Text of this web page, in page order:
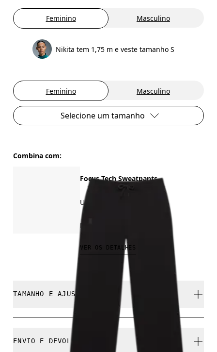
Feminino Masculino
Nikita tem 1,75 m e veste tamanho S
Feminino Masculino
Selecione um tamanho
Combina com:
Focus Tech Sweatpants
Uso diário, viagens, treinos
R$ 699,00
VER OS DETALHES
TAMANHO E AJUSTE
Regular. Fiel ao tamanho.
ENVIO E DEVOLUÇÕES